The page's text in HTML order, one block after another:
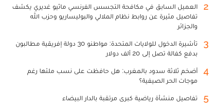
2
العميل السابق في مكافحة التجسس الفرنسي ماثيو غديري يكشف
تفاصيل مثيرة عن روابط نظام الملالي والبوليساريو وحزب الله
والجزائر
3
تأشيرة الدخول للولايات المتحدة: مواطنو 30 دولة إفريقية مطالبون
بدفع كفالة تصل إلى 20 ألف دولار
4
أضخم ثلاثة سدود بالمغرب: هل حافظت على نسب ملئها رغم
موجات الحر الصيفية؟
5 تفاصيل منشأة رياضية كبرى مرتقبة بالدار البيضاء